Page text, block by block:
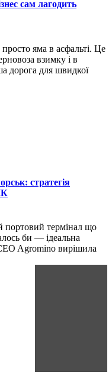
сам лагодить
яма в асфальті. Це
взимку і в
дорога для швидкої
стратегія
портовий термінал що
би — ідеальна
Agromino вирішила